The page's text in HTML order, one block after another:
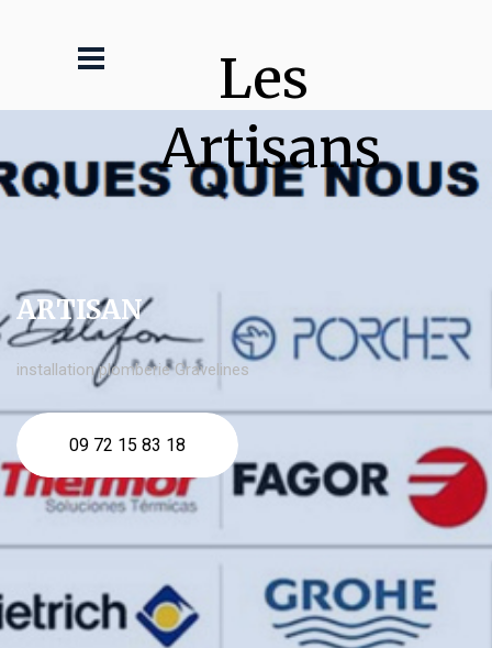
Les
Artisans
ARTISAN
installation plomberie Gravelines
09 72 15 83 18